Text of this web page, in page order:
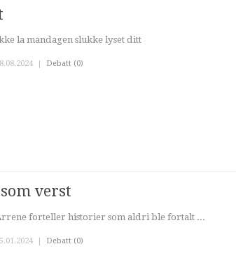
la mandagen slukke lyset ditt
Debatt (0)
verst
forteller historier som aldri ble fortalt ...
| Debatt (0)